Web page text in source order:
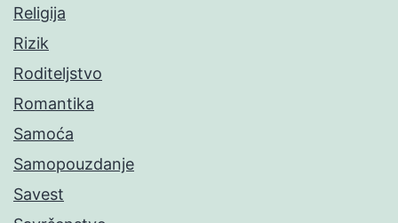
Religija
Rizik
Roditeljstvo
Romantika
Samoća
Samopouzdanje
Savest